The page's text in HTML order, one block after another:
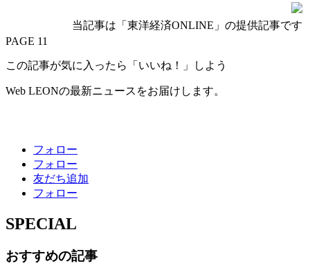
当記事は「東洋経済ONLINE」の提供記事です
PAGE 11
この記事が気に入ったら「いいね！」しよう
Web LEONの最新ニュースをお届けします。
フォロー
フォロー
友だち追加
フォロー
SPECIAL
おすすめの記事